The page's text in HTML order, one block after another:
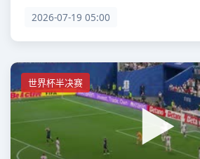
2026-07-19 05:00
世界杯半决赛